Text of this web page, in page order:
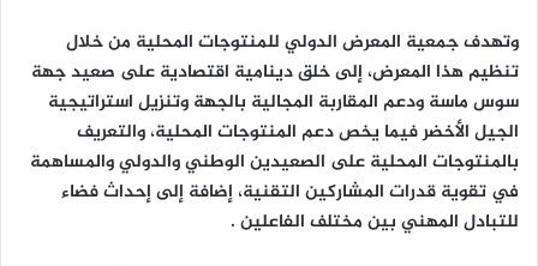
وتهدف جمعية المعرض الدولي للمنتوجات المحلية من خلال
تنظيم هذا المعرض، إلى خلق دينامية اقتصادية على صعيد جهة
سوس ماسة ودعم المقاربة المجالية بالجهة وتنزيل استراتيجية
الجيل الأخضر فيما يخص دعم المنتوجات المحلية، والتعريف
بالمنتوجات المحلية على الصعيدين الوطني والدولي والمساهمة
في تقوية قدرات المشاركين التقنية، إضافة إلى إحداث فضاء
للتبادل المهني بين مختلف الفاعلين .